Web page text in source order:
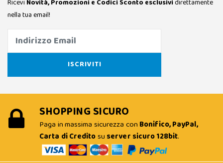
Ricevi Novità, Promozioni e Codici Sconto esclusividirettamente
nella tua email!
SHOPPING SICURO
Paga in massima sicurezza con Bonifico, PayPal,
Carta di Creditosu server sicuro 128bit.